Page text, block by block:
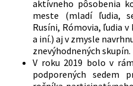
aktívneho pôsobenia
meste (mladí ľudia,
Rusíni, Rómovia, ľudia
a iní.) aj v zmysle
znevýhodnených skupín.
V roku 2019 bolo v
podporených sedem